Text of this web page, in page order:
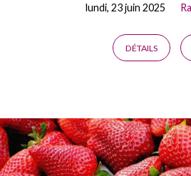
lundi, 23 juin 2025
DÉTAILS